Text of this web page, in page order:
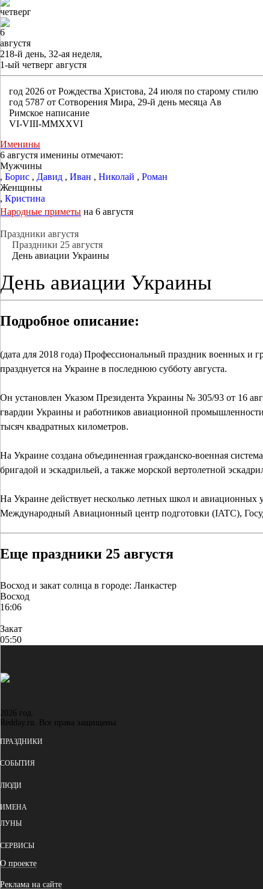
четверг
6
августя
218-й день, 32-ая неделя,
1-ый четверг августя
год 2026 от Рождества Христова, 24 июля по старому стилю
год 5787 от Сотворения Мира, 29-й день месяца Ав
Римское написание
VI-VIII-MMXXVI
Именины
6 августя именины отмечают:
Мужчины
, Борис , Давид , Иван , Николай , Роман
Женщины
, Кристина
Народные приметы на 6 августя
Праздники августя
Праздники 25 августя
День авиации Украины
День авиации Украины
Подробное описание:
(дата для 2018 года) Профессиональный праздник военных и
празднуется на Украине в последнюю субботу августа.
Он установлен Указом Президента Украины № 305/93 от 16
гвардии Украины и работников авиационной
тысяч квадратных километров.
На Украине создана объединенная гражданско-военная
бригадой и эскадрильей, а также морской вертолетной
На Украине действует несколько летных школ и
Международный Авиационный центр подготовки (IATC),
Еще праздники 25 августя
Восход и закат солнца в городе: Ланкастер
Восход
16:06
Закат
05:50
2026 год.
Redday.ru. Все права защищены
ПРАЗДНИКИ
СОБЫТИЯ
ЛЮДИ
ИМЕНА
ЛУНЫ
СЕРВИСЫ
О проекте
Реклама на сайте